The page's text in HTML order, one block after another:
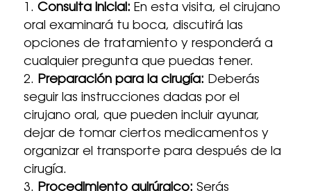
Consulta inicial: En esta visita, el cirujano
oral examinará tu boca, discutirá las
opciones de tratamiento y responderá a
cualquier pregunta que puedas tener.
Preparación para la cirugía: Deberás
seguir las instrucciones dadas por el
cirujano oral, que pueden incluir ayunar,
dejar de tomar ciertos medicamentos y
organizar el transporte para después de la
cirugía.
Procedimiento quirúrgico: Serás